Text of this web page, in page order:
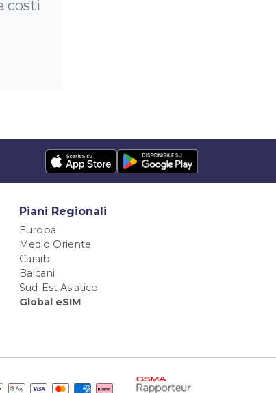
costi
Piani Regionali
Europa
Medio Oriente
Caraibi
Balcani
Sud-Est Asiatico
Global eSIM